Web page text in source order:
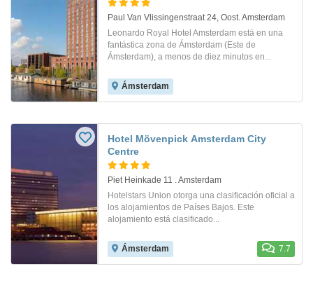
Paul Van Vlissingenstraat 24, Oost. Amsterdam
Leonardo Royal Hotel Amsterdam está en una
fantástica zona de Ámsterdam (Este de
Ámsterdam), a menos de diez minutos en...
Ámsterdam
Hotel Mövenpick Amsterdam City
Centre
Piet Heinkade 11 . Amsterdam
Hotelstars Union otorga una clasificación oficial a
los alojamientos de Países Bajos. Este
alojamiento está clasificado...
Ámsterdam 7.7